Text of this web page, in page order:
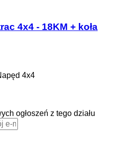
4x4 - 18KM + koła
4x4
ogłoszeń z tego działu